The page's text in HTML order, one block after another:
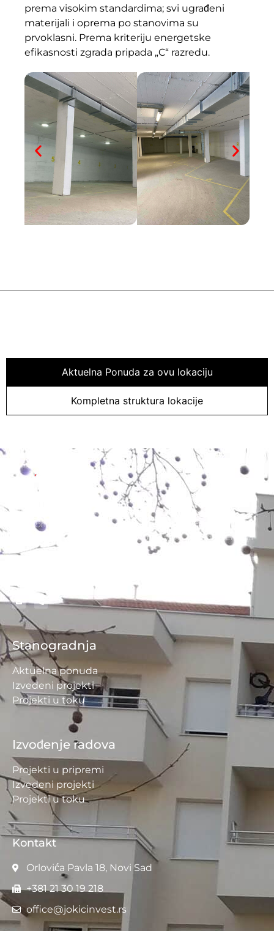
prema visokim standardima; svi ugrađeni
materijali i oprema po stanovima su
prvoklasni. Prema kriteriju energetske
efikasnosti zgrada pripada „C“ razredu.
Aktuelna Ponuda za ovu lokaciju
Kompletna struktura lokacije
„Jokić invest“ d.o.o. Novi Sad bavi se izgradnjom
stambenih i nestambenih objekata. Zaključno sa
decembrom 2025. godine, izgradili smo 27 stambenih ili
stambeno-poslovnih zgrada.
Stanogradnja
Aktuelna ponuda
Izvedeni projekti
Projekti u toku
Izvođenje radova
Projekti u pripremi
Izvedeni projekti
Projekti u toku
Kontakt
Orlovića Pavla 18, Novi Sad
+381 21 30 19 218
office@jokicinvest.rs